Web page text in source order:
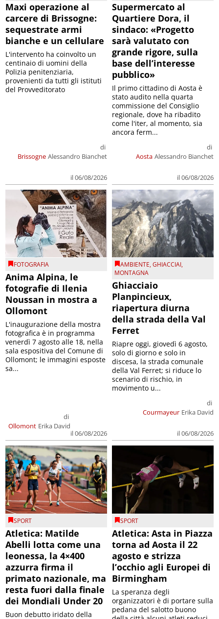
Maxi operazione al
carcere di Brissogne:
sequestrate armi
bianche e un cellulare
Brissogne
di
Alessandro Bianchet
il 06/08/2026
L'intervento ha coinvolto un
centinaio di uomini della
Polizia penitenziaria,
provenienti da tutti gli istituti
del Provveditorato
Supermercato al
Quartiere Dora, il
sindaco: «Progetto
sarà valutato con
grande rigore, sulla
base dell’interesse
pubblico»
Aosta
di
Alessandro Bianchet
il 06/08/2026
Il primo cittadino di Aosta è
stato audito nella quarta
commissione del Consiglio
regionale, dove ha ribadito
come l'iter, al momento, sia
ancora ferm...
FOTOGRAFIA
Anima Alpina, le
fotografie di Ilenia
Noussan in mostra a
Ollomont
Ollomont
di
Erika David
il 06/08/2026
L'inaugurazione della mostra
fotografica è in programma
venerdì 7 agosto alle 18, nella
sala espositiva del Comune di
Ollomont; le immagini esposte
sa...
AMBIENTE,GHIACCIAI,
MONTAGNA
Ghiacciaio
Planpincieux,
riapertura diurna
della strada della Val
Ferret
Courmayeur
di
Erika David
il 06/08/2026
Riapre oggi, giovedì 6 agosto,
solo di giorno e solo in
discesa, la strada comunale
della Val Ferret; si riduce lo
scenario di rischio, in
movimento u...
SPORT
Atletica: Matilde
Abelli lotta come una
leonessa, la 4×400
azzurra firma il
primato nazionale, ma
resta fuori dalla finale
dei Mondiali Under 20
Buon debutto iridato della
SPORT
Atletica: Asta in Piazza
torna ad Aosta il 22
agosto e strizza
l’occhio agli Europei di
Birmingham
La speranza degli
organizzatori è di portare sulla
pedana del salotto buono